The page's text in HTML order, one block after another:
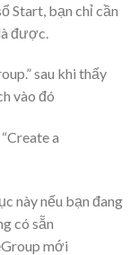
Start, bạn chỉ cần
được.
” sau khi thấy
vào đó
a
này nếu bạn đang
có sẵn
mới